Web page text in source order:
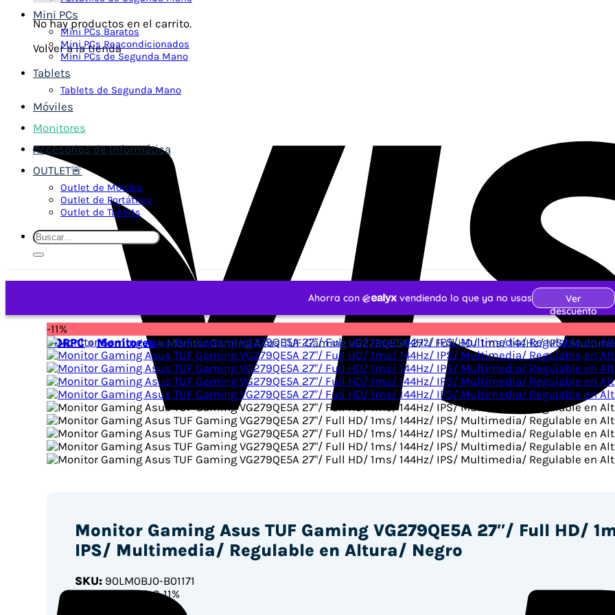
No hay productos en el carrito.
Volver a la tienda
Mini PCs
Mini PCs Baratos
Mini PCs Reacondicionados
Mini PCs de Segunda Mano
Tablets
Tablets de Segunda Mano
Móviles
Monitores
Accesorios de Informática
OUTLET🚨
Outlet de Móviles
Outlet de Portátiles
Outlet de Tablets
Buscar
VORPC » Monitores » Monitor Gaming Asus TUF Gaming VG279QE5A 27″/ Full HD/ 1ms/ 144Hz/ IPS/
-11%
Monitor Gaming Asus TUF Gaming VG279QE5A 27″/ Full HD/
IPS/ Multimedia/ Regulable en Altura/ Negro
SKU:90LM0BJ0-B01171
115,99 €130,69 €-11%